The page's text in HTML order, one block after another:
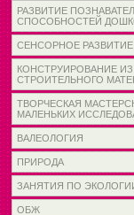
РАЗВИТИЕ
СПОСОБНОСТЕЙ
СЕНСОРНОЕ РАЗВИТИЕ
КОНСТРУИРОВАНИЕ ИЗ
СТРОИТЕЛЬНОГО
ТВОРЧЕСКАЯ
МАЛЕНЬКИХ
ВАЛЕОЛОГИЯ
ПРИРОДА
ЗАНЯТИЯ ПО
ОБЖ